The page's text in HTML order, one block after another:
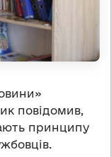
повідомив,
принципу